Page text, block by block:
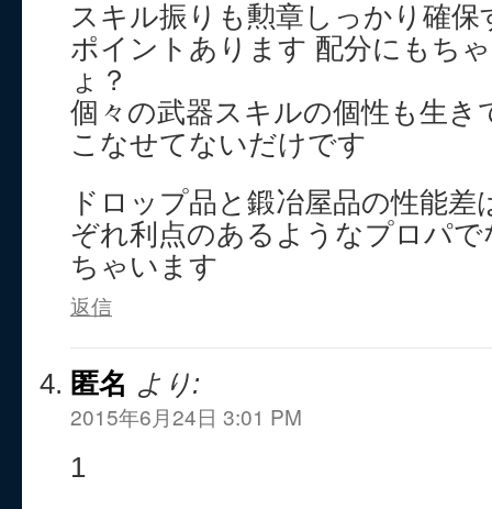
スキル振りも勲章しっかり確
ポイントあります 配分にもち
ょ？
個々の武器スキルの個性も生き
こなせてないだけです
ドロップ品と鍛冶屋品の性能
ぞれ利点のあるようなプロパ
ちゃいます
返信
匿名 より:
2015年6月24日 3:01 PM
1